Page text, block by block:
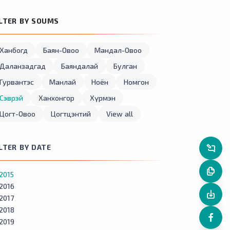
BY SOUMS
Ханбогд Баян-Овоо
Мандал-Овоо
Даланзадгад
Баяндалай
Булган
Гурвантэс
Манлай Ноён
Номгон
Сэврэй
Ханхонгор
Хүрмэн
Цогт-Овоо
Цогтцэнтий View all
BY DATE